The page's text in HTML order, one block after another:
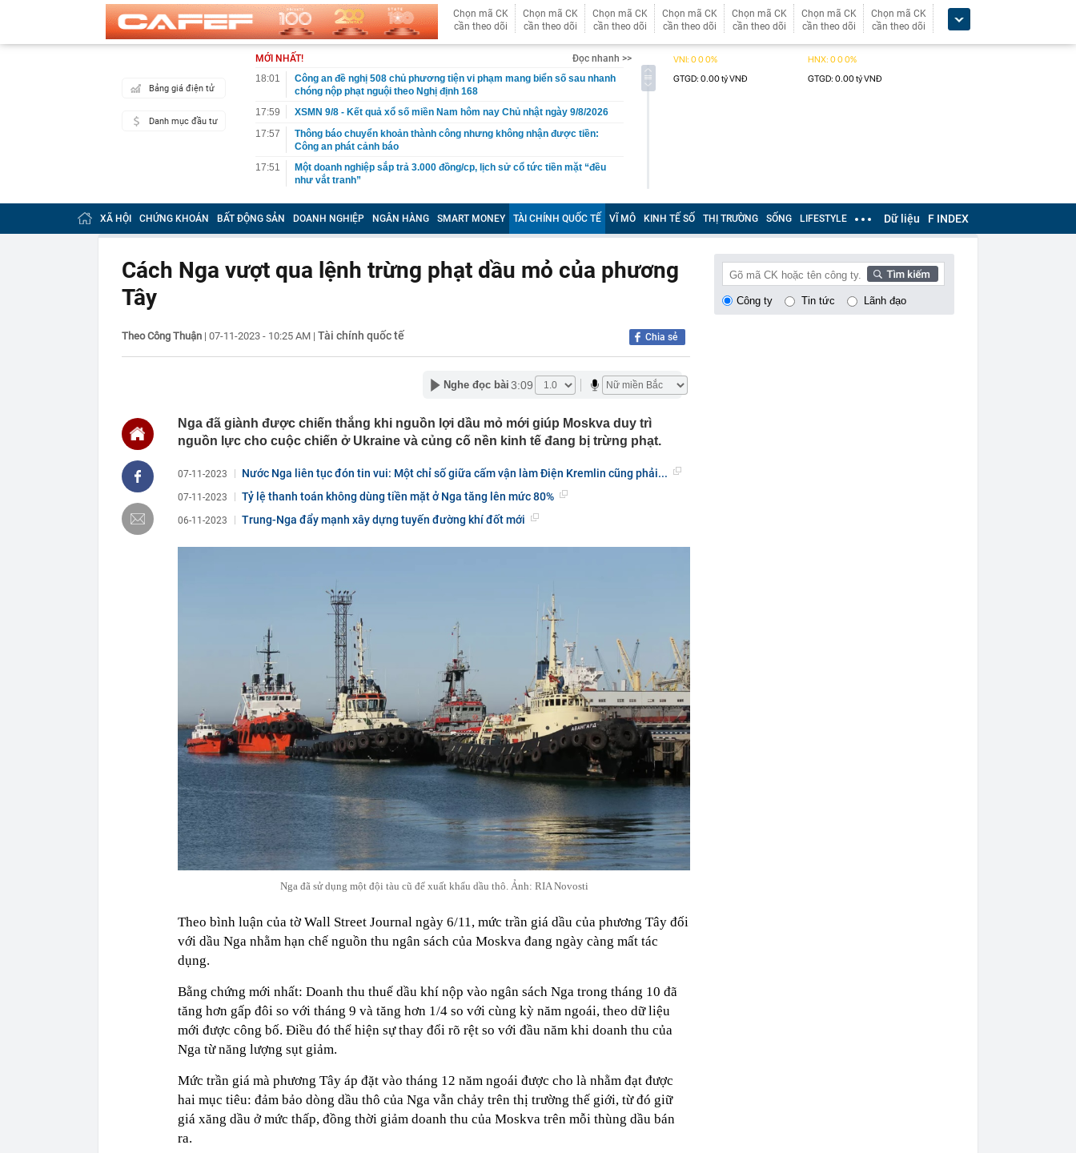
Chọn mã CK
cần theo dõi
Chọn mã CK
cần theo dõi
Chọn mã CK
cần theo dõi
Chọn mã CK
cần theo dõi
Chọn mã CK
cần theo dõi
Chọn mã CK
cần theo dõi
Chọn mã CK
cần theo dõi
Bảng giá điện tử
Danh mục đầu tư
MỚI NHẤT!
Đọc nhanh >>
18:01
Công an đề nghị 508 chủ phương tiện vi phạm mang biển số sau nhanh
chóng nộp phạt nguội theo Nghị định 168
17:59
XSMN 9/8 - Kết quả xổ số miền Nam hôm nay Chủ nhật ngày 9/8/2026
17:57
Thông báo chuyển khoản thành công nhưng không nhận được tiền:
Công an phát cảnh báo
17:51
Một doanh nghiệp sắp trả 3.000 đồng/cp, lịch sử cổ tức tiền mặt “đều
như vắt tranh”
17:50
Người gan yếu nhớ uống 5 loại nước này vào đầu thu để dưỡng gan,
thải độc
17:39
Thông cáo đặc biệt của Ban Chấp hành Trung ương Đảng Cộng sản
17:37
“Nữ cơ trưởng đẹp nhất lịch sử hàng không” giờ ra sao?
Những trường hợp được đóng bù BHXH để đủ điều kiện hưởng lương
hưu
Thức uống "cà phê trà xanh" đang phủ sóng mạng xã hội Nhật: Vì sao
nhiều người tin rằng nó giúp kiểm soát cân nặng?
2.084 tỷ đồng
17:15
Transimex sắp trả cổ tức bằng cổ phiếu tỷ lệ 7%
17:11
3 thói quen đun nước uống cần bỏ ngay
17:10
Ái nữ nhà tỷ phú Phạm Nhật Vượng tham gia vào nền "kinh tế bạc" tỷ
USD của Việt Nam
17:07
Vì sao phải điều chỉnh dự án đường sắt Lào Cai - Hà Nội - Hải Phòng?
17:04
Nữ ca sĩ đình đám kể chuyện quá khứ với Bằng Kiều
1 trường đại học thuộc BIG4 kinh tế miền Bắc có điểm chuẩn gần
chạm ngưỡng 30 điểm
Lãi suất ngân hàng HDBank mới nhất tháng 8/2026: Gửi kỳ hạn nào có
lãi suất cao nhất?
XÃ HỘI CHỨNG KHOÁN BẤT ĐỘNG SẢN DOANH NGHIỆP NGÂN HÀNG SMART MONEY TÀI CHÍNH QUỐC TẾ VĨ MÔ KINH TẾ SỐ THỊ TRƯỜNG SỐNG LIFESTYLE Dữ liệu F INDEX
Cách Nga vượt qua lệnh trừng phạt dầu mỏ của phương
Tây
Theo Công Thuận | 07-11-2023 - 10:25 AM | Tài chính quốc tế Chia sẻ
Nghe đọc bài 3:09
Nga đã giành được chiến thắng khi nguồn lợi dầu mỏ mới giúp Moskva duy trì
nguồn lực cho cuộc chiến ở Ukraine và củng cố nền kinh tế đang bị trừng phạt.
07-11-2023 Nước Nga liên tục đón tin vui: Một chỉ số giữa cấm vận làm Điện Kremlin cũng phải...
07-11-2023 Tỷ lệ thanh toán không dùng tiền mặt ở Nga tăng lên mức 80%
06-11-2023 Trung-Nga đẩy mạnh xây dựng tuyến đường khí đốt mới
Nga đã sử dụng một đội tàu cũ để xuất khẩu dầu thô. Ảnh: RIA Novosti
Theo bình luận của tờ Wall Street Journal ngày 6/11, mức trần giá dầu của phương Tây đối
với dầu Nga nhằm hạn chế nguồn thu ngân sách của Moskva đang ngày càng mất tác
dụng.
Bằng chứng mới nhất: Doanh thu thuế dầu khí nộp vào ngân sách Nga trong tháng 10 đã
tăng hơn gấp đôi so với tháng 9 và tăng hơn 1/4 so với cùng kỳ năm ngoái, theo dữ liệu
mới được công bố. Điều đó thể hiện sự thay đổi rõ rệt so với đầu năm khi doanh thu của
Nga từ năng lượng sụt giảm.
Mức trần giá mà phương Tây áp đặt vào tháng 12 năm ngoái được cho là nhằm đạt được
hai mục tiêu: đảm bảo dòng dầu thô của Nga vẫn chảy trên thị trường thế giới, từ đó giữ
giá xăng dầu ở mức thấp, đồng thời giảm doanh thu của Moskva trên mỗi thùng dầu bán
ra.
Công ty Tin tức Lãnh đạo